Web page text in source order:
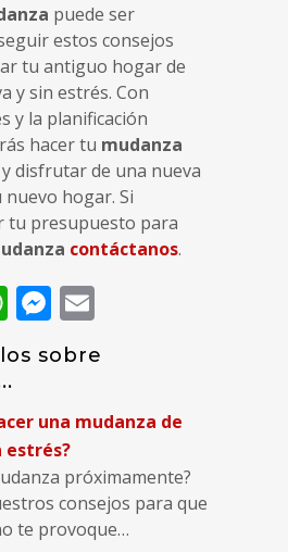
puede ser
estos consejos
tu antiguo hogar de
y sin estrés. Con
y la planificación
hacer tu mudanza
disfrutar de una nueva
hogar. Si
tu presupuesto para
contáctanos.
WhatsApp
Messenger
sobre
una mudanza de
estrés?
próximamente?
consejos para que
te provoque…